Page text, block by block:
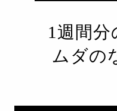
1週間分
ムダの